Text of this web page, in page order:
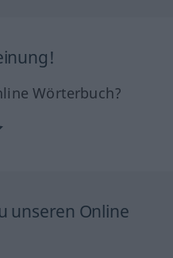
Wörterbuch?
unseren Online